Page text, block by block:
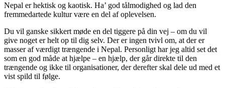
Nepal er hektisk og kaotisk. Ha’ god tålmodighed og lad den
fremmedartede kultur være en del af oplevelsen.
Du vil ganske sikkert møde en del tiggere på din vej – om du vil
give noget er helt op til dig selv. Der er ingen tvivl om, at der er
masser af værdigt trængende i Nepal. Personligt har jeg altid set det
som en god måde at hjælpe – en hjælp, der går direkte til den
trængende og ikke til organisationer, der derefter skal dele ud med et
vist spild til følge.